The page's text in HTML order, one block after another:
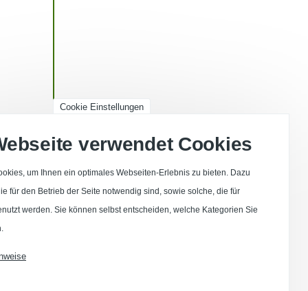
Cookie Einstellungen
verwendet Cookies
um Ihnen ein optimales Webseiten-Erlebnis zu bieten. Dazu
für den Betrieb der Seite notwendig sind, sowie solche, die für
werden. Sie können selbst entscheiden, welche Kategorien Sie